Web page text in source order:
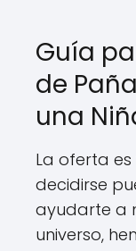
Guía
de
una
La oferta
decidirse
ayudarte a
universo,